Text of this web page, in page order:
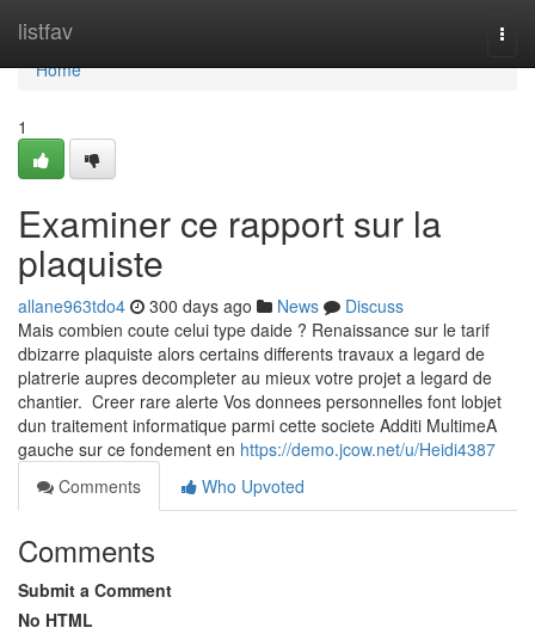
listfav
Home
Home
1
Examiner ce rapport sur la
plaquiste
allane963tdo4 300 days ago News
Discuss
Mais combien coute celui type daide ? Renaissance sur le tarif
dbizarre plaquiste alors certains differents travaux a legard de
platrerie aupres decompleter au mieux votre projet a legard de
chantier. Creer rare alerte Vos donnees personnelles font lobjet
dun traitement informatique parmi cette societe Additi MultimeA
gauche sur ce fondement en https://demo.jcow.net/u/Heidi4387
Comments
Who Upvoted
Comments
Submit a Comment
No HTML